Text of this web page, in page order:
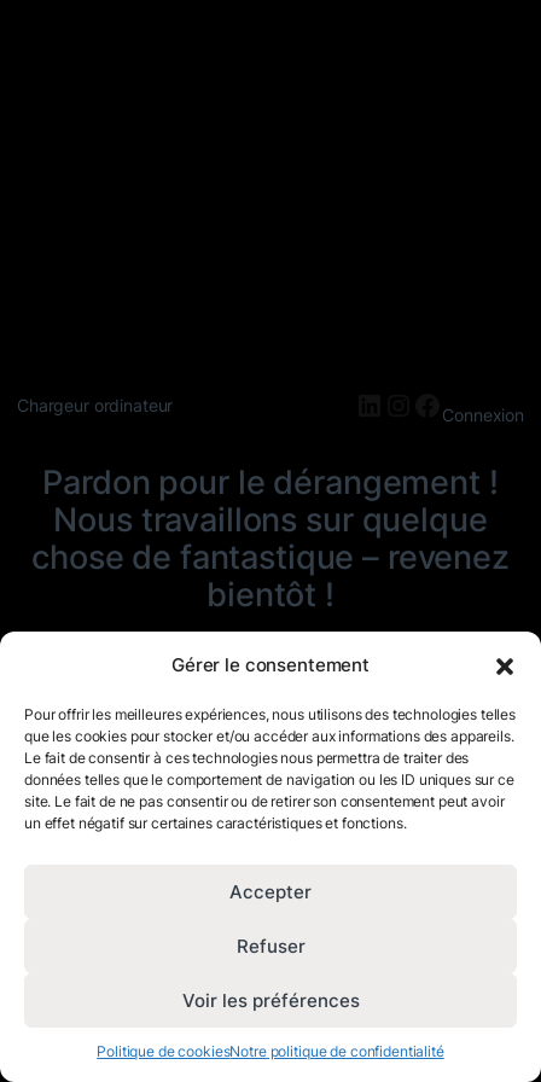
Gérer le consentement
Pour offrir les meilleures expériences, nous utilisons des technologies telles
que les cookies pour stocker et/ou accéder aux informations des appareils.
Le fait de consentir à ces technologies nous permettra de traiter des
données telles que le comportement de navigation ou les ID uniques sur ce
site. Le fait de ne pas consentir ou de retirer son consentement peut avoir
un effet négatif sur certaines caractéristiques et fonctions.
Accepter
Refuser
Voir les préférences
Politique de cookiesNotre politique de confidentialité
Chargeur ordinateur LinkedIn
Instagram
Connexion
Pardon pour le dérangement !
Nous travaillons sur quelque
chose de fantastique – revenez
bientôt !